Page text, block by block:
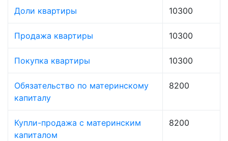
Доли квартиры 10300
Продажа квартиры 10300
Покупка квартиры 10300
Обязательство по материнскому
капиталу
8200
Купли-продажа с материнским
капиталом
8200